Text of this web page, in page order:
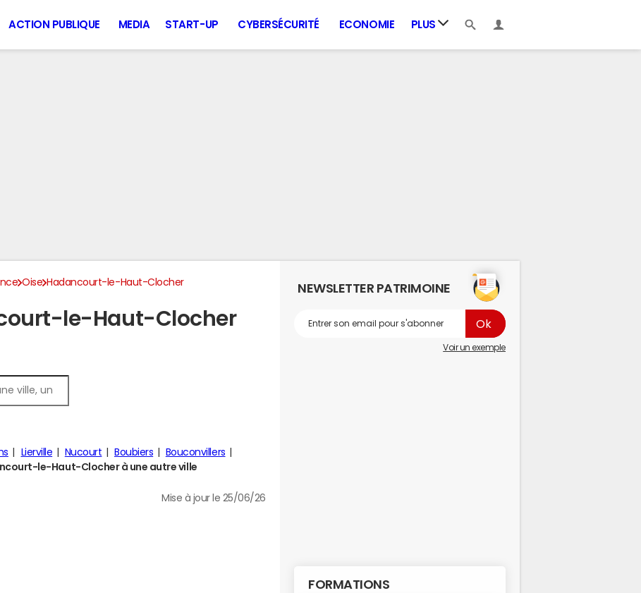
ACTION PUBLIQUE MEDIA START-UP CYBERSÉCURITÉ ECONOMIE PLUS
Oise Hadancourt-le-Haut-Clocher
le-Haut-Clocher
Lierville Nucourt Boubiers
Bouconvillers
le-Haut-Clocher à une autre ville
Mise à jour le 25/06/26
NEWSLETTER PATRIMOINE
Voir un exemple
FORMATIONS